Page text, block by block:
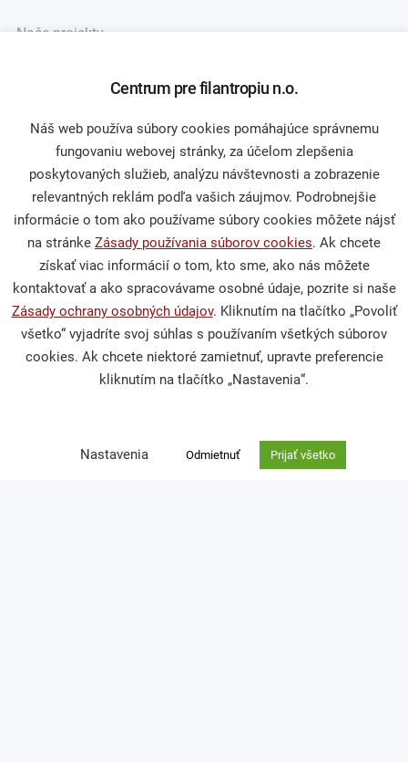
Naše projekty
Občianska spoločnosť
Publikácie a mediálne výstupy
Výskumy a analýzy
Podporte nás
Darcovská výzva
Centrum pre filantropiu n.o.
Náš web používa súbory cookies pomáhajúce správnemu
fungovaniu webovej stránky, za účelom zlepšenia
poskytovaných služieb, analýzu návštevnosti a zobrazenie
relevantných reklám podľa vašich záujmov. Podrobnejšie
informácie o tom ako používame súbory cookies môžete nájsť
na stránke Zásady používania súborov cookies. Ak chcete
získať viac informácií o tom, kto sme, ako nás môžete
kontaktovať a ako spracovávame osobné údaje, pozrite si naše
Zásady ochrany osobných údajov. Kliknutím na tlačítko „Povoliť
všetko“ vyjadríte svoj súhlas s používaním všetkých súborov
cookies. Ak chcete niektoré zamietnuť, upravte preferencie
kliknutím na tlačítko „Nastavenia“.
Nastavenia Odmietnuť Prijať všetko